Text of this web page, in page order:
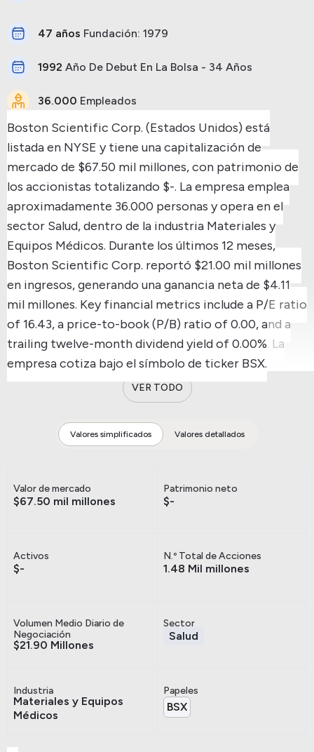
47 años Fundación: 1979
1992 Año De Debut En La Bolsa - 34 Años
36.000 Empleados
Boston Scientific Corp. (Estados Unidos) está
listada en NYSE y tiene una capitalización de
mercado de $67.50 mil millones, con patrimonio de
los accionistas totalizando $-. La empresa emplea
aproximadamente 36.000 personas y opera en el
sector Salud, dentro de la industria Materiales y
Equipos Médicos. Durante los últimos 12 meses,
Boston Scientific Corp. reportó $21.00 mil millones
en ingresos, generando una ganancia neta de $4.11
mil millones. Key financial metrics include a P/E ratio
of 16.43, a price-to-book (P/B) ratio of 0.00, and a
trailing twelve-month dividend yield of 0.00%. La
empresa cotiza bajo el símbolo de ticker BSX.
VER TODO
Valores simplificados Valores detallados
Valor de mercado
$67.50 mil millones
Patrimonio neto
$-
Activos
$-
N.º Total de Acciones
1.48 Mil millones
Volumen Medio Diario de
Negociación
$21.90 Millones
Sector
Salud
Industria
Materiales y Equipos
Médicos
Papeles
BSX